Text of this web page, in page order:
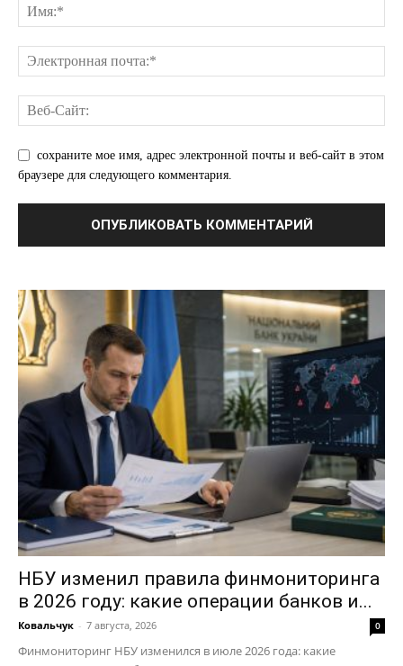
ПОДПИСАТЬСЯ СЕЙЧАС
О нас
Связаться с нами
Политика конфиденциальности
Отказ от ответственности
Подписка
Мой аккаунт
сохраните мое имя, адрес электронной почты и веб-сайт в этом
браузере для следующего комментария.
НБУ изменил правила финмониторинга
в 2026 году: какие операции банков и...
Ковальчук - 7 августа, 2026 0
Финмониторинг НБУ изменился в июле 2026 года: какие